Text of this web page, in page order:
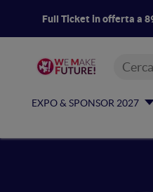
Full Ticket in offerta a
EXPO & SPONSOR 2027